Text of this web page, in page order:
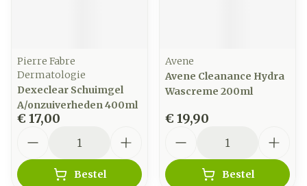
Pierre Fabre
Dermatologie
Dexeclear Schuimgel
A/onzuiverheden 400ml
€ 17,00
Bestel
Avene
Avene Cleanance Hydra
Wascreme 200ml
€ 19,90
Bestel